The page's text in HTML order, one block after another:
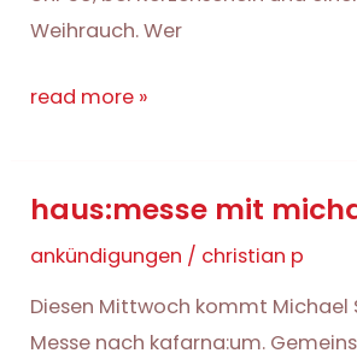
Weihrauch. Wer
haus:messe
acht
read more »
haus:messe mit
ankündigungen / christian p
Diesen Mittwoch kommt Michael
Messe nach kafarna:um.